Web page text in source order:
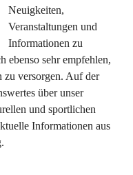
Neuigkeiten,
Veranstaltungen und
Informationen zu
ebenso sehr empfehlen,
zu versorgen. Auf der
über unser
und sportlichen
Informationen aus